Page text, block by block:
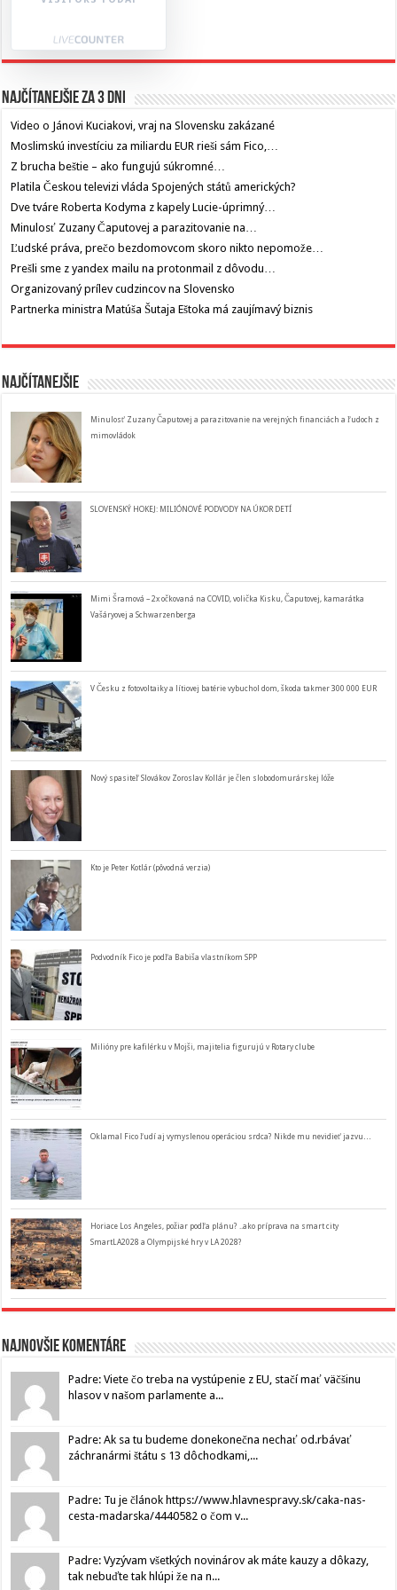
Najčítanejšie za 3 dni
Video o Jánovi Kuciakovi, vraj na Slovensku zakázané
Moslimskú investíciu za miliardu EUR rieši sám Fico,…
Z brucha beštie – ako fungujú súkromné…
Platila Českou televizi vláda Spojených států amerických?
Dve tváre Roberta Kodyma z kapely Lucie-úprimný…
Minulosť Zuzany Čaputovej a parazitovanie na…
Ľudské práva, prečo bezdomovcom skoro nikto nepomože…
Prešli sme z yandex mailu na protonmail z dôvodu…
Organizovaný prílev cudzincov na Slovensko
Partnerka ministra Matúša Šutaja Eštoka má zaujímavý biznis
Najčítanejšie
Minulosť Zuzany Čaputovej a parazitovanie na verejných financiách a ľudoch z
mimovládok
SLOVENSKÝ HOKEJ: MILIÓNOVÉ PODVODY NA ÚKOR DETÍ
Mimi Šramová – 2x očkovaná na COVID, volička Kisku, Čaputovej, kamarátka
Vašáryovej a Schwarzenberga
V Česku z fotovoltaiky a lítiovej batérie vybuchol dom, škoda takmer 300 000 EUR
Nový spasiteľ Slovákov Zoroslav Kollár je člen slobodomurárskej lóže
Kto je Peter Kotlár (pôvodná verzia)
Podvodník Fico je podľa Babiša vlastníkom SPP
Milióny pre kafilérku v Mojši, majitelia figurujú v Rotary clube
Oklamal Fico ľudí aj vymyslenou operáciou srdca? Nikde mu nevidieť jazvu…
Horiace Los Angeles, požiar podľa plánu? ..ako príprava na smart city
SmartLA2028 a Olympijské hry v LA 2028?
Najnovšie komentáre
Padre: Viete čo treba na vystúpenie z EU, stačí mať väčšinu
hlasov v našom parlamente a...
Padre: Ak sa tu budeme donekonečna nechať od.rbávať
záchranármi štátu s 13 dôchodkami,...
Padre: Tu je článok https://www.hlavnespravy.sk/caka-nas-
cesta-madarska/4440582 o čom v...
Padre: Vyzývam všetkých novinárov ak máte kauzy a dôkazy,
tak nebuďte tak hlúpi že na n...